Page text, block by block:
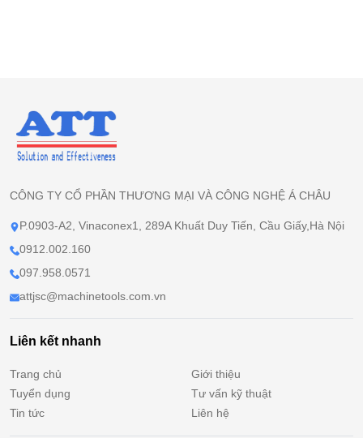
CÔNG TY CỔ PHẦN THƯƠNG MẠI VÀ CÔNG NGHỆ Á CHÂU
P.0903-A2, Vinaconex1, 289A Khuất Duy Tiến, Cầu Giấy,Hà Nội
0912.002.160
097.958.0571
attjsc@machinetools.com.vn
Liên kết nhanh
Trang chủ
Giới thiệu
Tuyển dụng
Tư vấn kỹ thuật
Tin tức
Liên hệ